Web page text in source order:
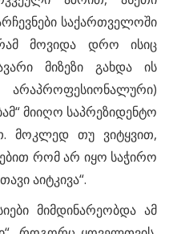
საქართველოში
მოვიდა დრო ისიც
მიზეზი გახდა ის
მიიღო საპრეზიდენტო
მოკლედ თუ ვიტყვით,
რომ არ იყო საჭირო
აიტკივა“.
მიმდინარეობდა ამ